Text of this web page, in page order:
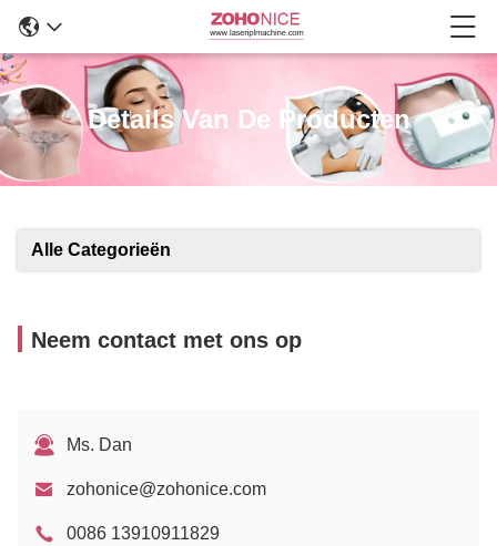
Details Van De Producten
Alle Categorieën
Neem contact met ons op
Ms. Dan
zohonice@zohonice.com
0086 13910911829